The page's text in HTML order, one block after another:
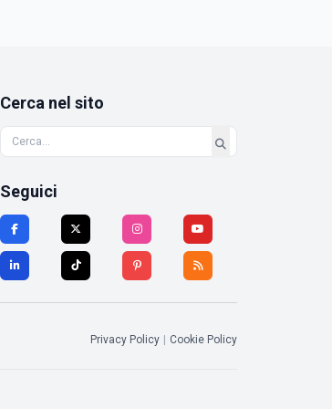
Cerca nel sito
Seguici
Privacy Policy Cookie Policy